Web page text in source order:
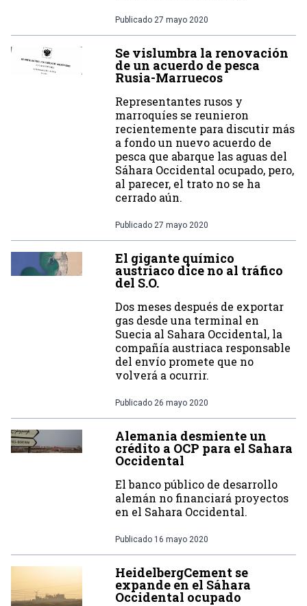
Publicado 27 mayo 2020
Se vislumbra la renovación
de un acuerdo de pesca
Rusia-Marruecos
Representantes rusos y
marroquíes se reunieron
recientemente para discutir más
a fondo un nuevo acuerdo de
pesca que abarque las aguas del
Sáhara Occidental ocupado, pero,
al parecer, el trato no se ha
cerrado aún.
Publicado 27 mayo 2020
El gigante químico
austriaco dice no al tráfico
del S.O.
Dos meses después de exportar
gas desde una terminal en
Suecia al Sahara Occidental, la
compañía austriaca responsable
del envío promete que no
volverá a ocurrir.
Publicado 26 mayo 2020
Alemania desmiente un
crédito a OCP para el Sahara
Occidental
El banco público de desarrollo
alemán no financiará proyectos
en el Sahara Occidental.
Publicado 16 mayo 2020
HeidelbergCement se
expande en el Sáhara
Occidental ocupado